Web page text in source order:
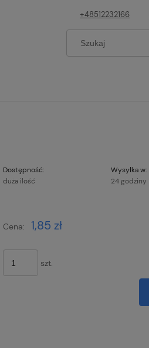
+48512232166
Dostępność:
duża ilość
Wysyłka w:
24 godziny
Cena: 1,85 zł
szt.